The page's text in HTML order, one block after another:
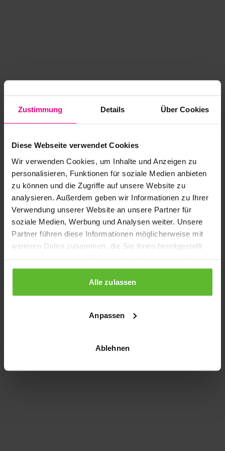
Zustimmung Details Über Cookies
Diese Webseite verwendet Cookies
Wir verwenden Cookies, um Inhalte und Anzeigen zu
personalisieren, Funktionen für soziale Medien anbieten
zu können und die Zugriffe auf unsere Website zu
analysieren. Außerdem geben wir Informationen zu Ihrer
Verwendung unserer Website an unsere Partner für
soziale Medien, Werbung und Analysen weiter. Unsere
Partner führen diese Informationen möglicherweise mit
weiteren Daten zusammen, die Sie ihnen bereitgestellt
gesammelt haben.
Alle zulassen
Anpassen
Ablehnen
Application error: a client-side exception has occurred
loading www.kurzwego.de (see the browser console for more
information).